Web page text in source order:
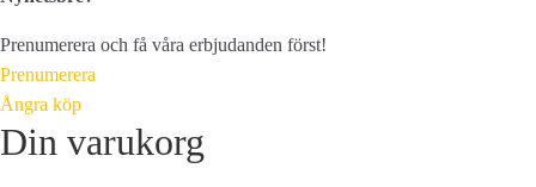
Prenumerera och få våra erbjudanden först!
Prenumerera
Ångra köp
Din varukorg